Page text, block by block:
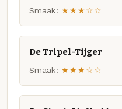
Smaak: ★★★☆☆
De Tripel-Tijger
Smaak: ★★★☆☆